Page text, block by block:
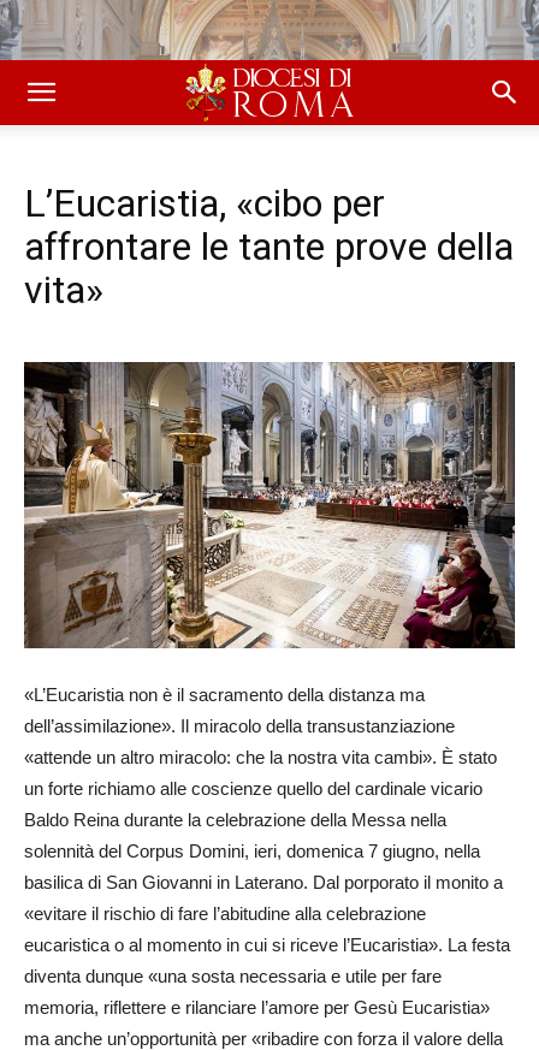
L’Eucaristia, «cibo per
affrontare le tante prove della
vita»
«L’Eucaristia non è il sacramento della distanza ma
dell’assimilazione». Il miracolo della transustanziazione
«attende un altro miracolo: che la nostra vita cambi». È stato
un forte richiamo alle coscienze quello del cardinale vicario
Baldo Reina durante la celebrazione della Messa nella
solennità del Corpus Domini, ieri, domenica 7 giugno, nella
basilica di San Giovanni in Laterano. Dal porporato il monito a
«evitare il rischio di fare l’abitudine alla celebrazione
eucaristica o al momento in cui si riceve l’Eucaristia». La festa
diventa dunque «una sosta necessaria e utile per fare
memoria, riflettere e rilanciare l’amore per Gesù Eucaristia»
ma anche un’opportunità per «ribadire con forza il valore della